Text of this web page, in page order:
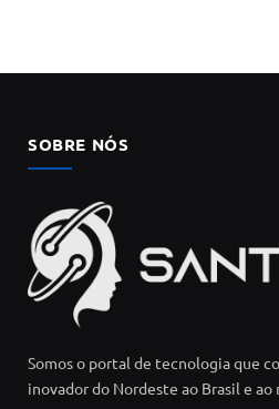
SOBRE NÓS
Somos o portal de tecnologia que
inovador do Nordeste ao Brasil e ao